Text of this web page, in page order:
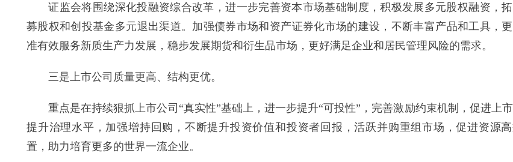
证监会将围绕深化投融资综合改革，进一步完善资本市场基础制度，积极发展多元股权融资，
募股权和创投基金多元退出渠道。加强债券市场和资产证券化市场的建设，不断丰富产品和工具，
准有效服务新质生产力发展，稳步发展期货和衍生品市场，更好满足企业和居民管理风险的需求。
三是上市公司质量更高、结构更优。
重点是在持续狠抓上市公司“真实性”基础上，进一步提升“可投性”，完善激励约束机制，促进上市
提升治理水平，加强增持回购，不断提升投资价值和投资者回报，活跃并购重组市场，促进资源
置，助力培育更多的世界一流企业。